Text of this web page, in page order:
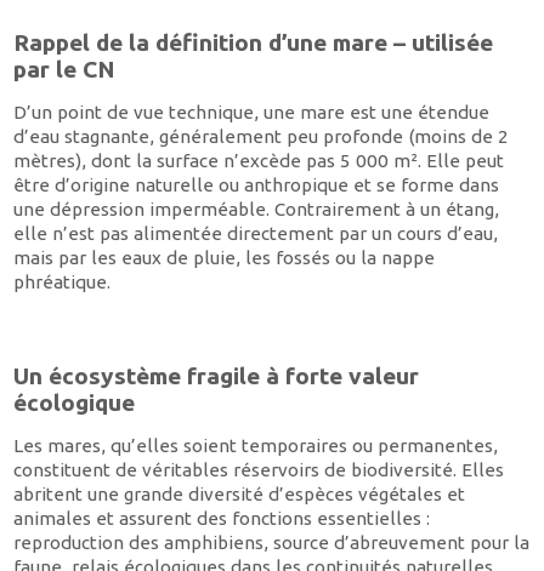
Rappel de la définition d’une mare – utilisée
par le CN
D’un point de vue technique, une mare est une étendue
d’eau stagnante, généralement peu profonde (moins de 2
mètres), dont la surface n’excède pas 5 000 m². Elle peut
être d’origine naturelle ou anthropique et se forme dans
une dépression imperméable. Contrairement à un étang,
elle n’est pas alimentée directement par un cours d’eau,
mais par les eaux de pluie, les fossés ou la nappe
phréatique.
Un écosystème fragile à forte valeur
écologique
Les mares, qu’elles soient temporaires ou permanentes,
constituent de véritables réservoirs de biodiversité. Elles
abritent une grande diversité d’espèces végétales et
animales et assurent des fonctions essentielles :
reproduction des amphibiens, source d’abreuvement pour la